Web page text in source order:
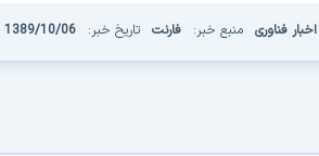
اخبار فناوری منبع خبر: فارنت تاریخ خبر: 1389/10/06